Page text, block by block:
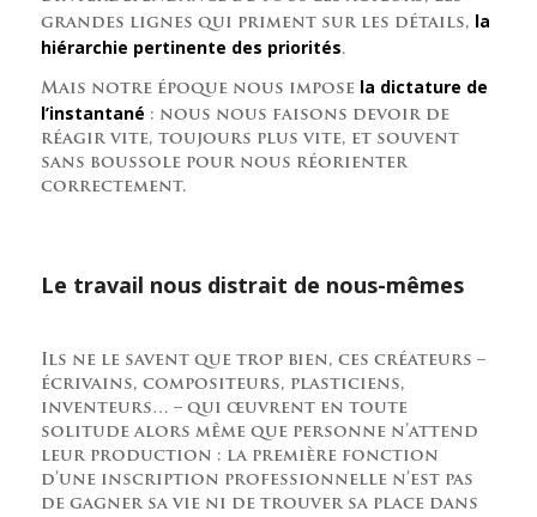
grandes lignes qui priment sur les détails, la
hiérarchie pertinente des priorités.
Mais notre époque nous impose la dictature de
l’instantané : nous nous faisons devoir de
réagir vite, toujours plus vite, et souvent
sans boussole pour nous réorienter
correctement.
Le travail nous distrait de nous-mêmes
Ils ne le savent que trop bien, ces créateurs –
écrivains, compositeurs, plasticiens,
inventeurs… – qui œuvrent en toute
solitude alors même que personne n’attend
leur production : la première fonction
d’une inscription professionnelle n’est pas
de gagner sa vie ni de trouver sa place dans